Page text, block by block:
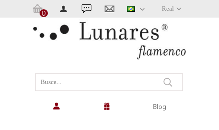
Real
Blog
0
(vazio)